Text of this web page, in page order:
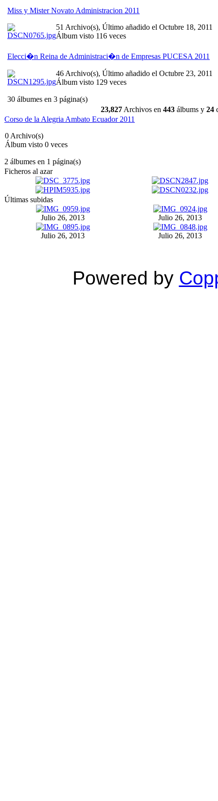
Miss y Mister Novato Administracion 2011
51 Archivo(s), Último añadido el Octubre 18, 2011
Álbum visto 116 veces
Elecci�n Reina de Administraci�n de Empresas PUCESA 2011
46 Archivo(s), Último añadido el Octubre 23, 2011
Álbum visto 129 veces
30 álbumes en 3 página(s)
23,827 Archivos en 443 álbums y 24
Corso de la Alegria Ambato Ecuador 2011
0 Archivo(s)
Álbum visto 0 veces
2 álbumes en 1 página(s)
Ficheros al azar
Últimas subidas
Julio 26, 2013 Julio 26, 2013
Julio 26, 2013 Julio 26, 2013
Powered by